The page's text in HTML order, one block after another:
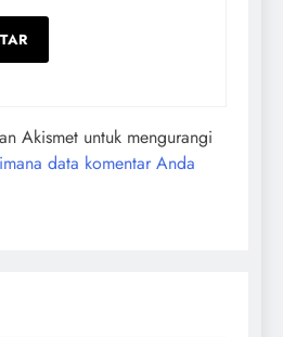
Akismet untuk mengurangi
data komentar Anda